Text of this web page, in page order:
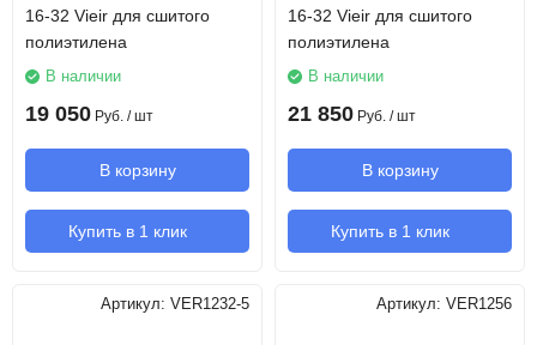
16-32 Vieir для сшитого
полиэтилена
В наличии
19 050 Руб. / шт
В корзину
Купить в 1 клик
16-32 Vieir для сшитого
полиэтилена
В наличии
21 850 Руб. / шт
В корзину
Купить в 1 клик
Артикул: VER1232-5 Артикул: VER1256